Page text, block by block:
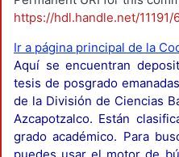
https://hdl.handle.net/11191/
Ir a página principal de la
Aquí se encuentran
tesis de posgrado
de la División de Ciencias
Azcapotzalco. Están
grado académico. Para